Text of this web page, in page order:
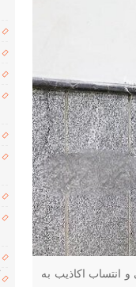
انتساب اکاذیب به